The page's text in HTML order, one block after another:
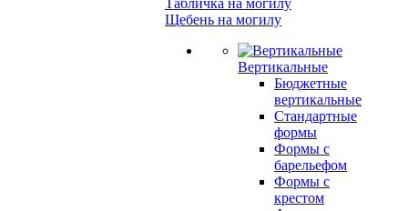
Табличка на могилу
Щебень на могилу
Вертикальные
Бюджетные
вертикальные
Стандартные
формы
Формы с
барельефом
Формы с
крестом